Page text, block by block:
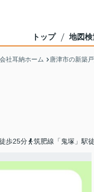
トップ 地図検
社耳納ホーム 唐津市の新築
歩25分 筑肥線「鬼塚」駅